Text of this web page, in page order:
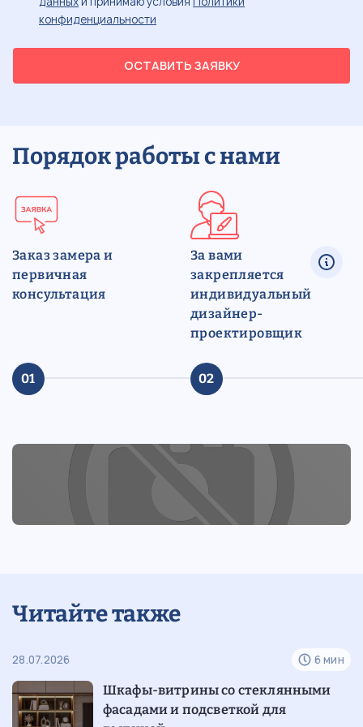
ОСТАВИТЬ ЗАЯВКУ
конфиденциальности
Порядок работы с нами
Заказ замера и
первичная
консультация
01
За вами
закрепляется
индивидуальный
дизайнер-
проектировщик
02
Читайте также
28.07.2026 6 мин
Шкафы-витрины со стеклянными
фасадами и подсветкой для